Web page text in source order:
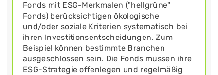
Fonds mit ESG-Merkmalen ("hellgrüne"
Fonds) berücksichtigen ökologische
und/oder soziale Kriterien systematisch bei
ihren Investitionsentscheidungen. Zum
Beispiel können bestimmte Branchen
ausgeschlossen sein. Die Fonds müssen ihre
ESG-Strategie offenlegen und regelmäßig